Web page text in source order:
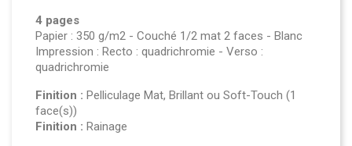
4 pages
Papier : 350 g/m2 - Couché 1/2 mat 2 faces - Blanc
Impression : Recto : quadrichromie - Verso :
quadrichromie
Finition : Pelliculage Mat, Brillant ou Soft-Touch (1
face(s))
Finition : Rainage